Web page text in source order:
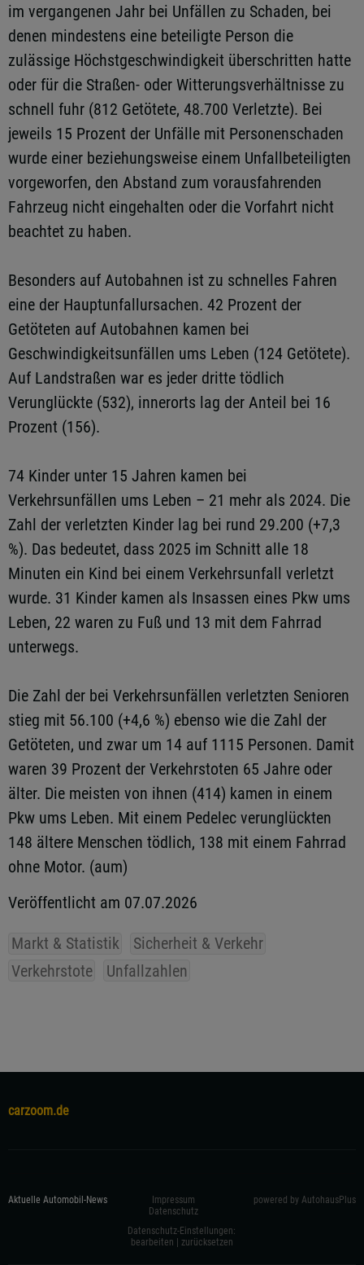
im vergangenen Jahr bei Unfällen zu Schaden, bei
denen mindestens eine beteiligte Person die
zulässige Höchstgeschwindigkeit überschritten hatte
oder für die Straßen- oder Witterungsverhältnisse zu
schnell fuhr (812 Getötete, 48.700 Verletzte). Bei
jeweils 15 Prozent der Unfälle mit Personenschaden
wurde einer beziehungsweise einem Unfallbeteiligten
vorgeworfen, den Abstand zum vorausfahrenden
Fahrzeug nicht eingehalten oder die Vorfahrt nicht
beachtet zu haben.
Besonders auf Autobahnen ist zu schnelles Fahren
eine der Hauptunfallursachen. 42 Prozent der
Getöteten auf Autobahnen kamen bei
Geschwindigkeitsunfällen ums Leben (124 Getötete).
Auf Landstraßen war es jeder dritte tödlich
Verunglückte (532), innerorts lag der Anteil bei 16
Prozent (156).
74 Kinder unter 15 Jahren kamen bei
Verkehrsunfällen ums Leben – 21 mehr als 2024. Die
Zahl der verletzten Kinder lag bei rund 29.200 (+7,3
%). Das bedeutet, dass 2025 im Schnitt alle 18
Minuten ein Kind bei einem Verkehrsunfall verletzt
wurde. 31 Kinder kamen als Insassen eines Pkw ums
Leben, 22 waren zu Fuß und 13 mit dem Fahrrad
unterwegs.
Die Zahl der bei Verkehrsunfällen verletzten Senioren
stieg mit 56.100 (+4,6 %) ebenso wie die Zahl der
Getöteten, und zwar um 14 auf 1115 Personen. Damit
waren 39 Prozent der Verkehrstoten 65 Jahre oder
älter. Die meisten von ihnen (414) kamen in einem
Pkw ums Leben. Mit einem Pedelec verunglückten
148 ältere Menschen tödlich, 138 mit einem Fahrrad
ohne Motor. (aum)
Veröffentlicht am 07.07.2026
Markt & Statistik
Sicherheit & Verkehr
Verkehrstote
Unfallzahlen
carzoom.de
Aktuelle Automobil-News
Impressum
Datenschutz
Datenschutz-Einstellungen:
bearbeiten | zurücksetzen
powered by AutohausPlus